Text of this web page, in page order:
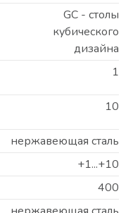
GC - столы
кубического
дизайна
1
10
нержавеющая сталь
+1...+10
400